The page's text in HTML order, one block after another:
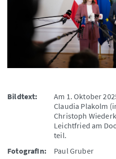
Bildtext:
Am 1. Oktober
Claudia Plakolm
Christoph
Leichtfried am
teil.
FotografIn:
Paul Gruber